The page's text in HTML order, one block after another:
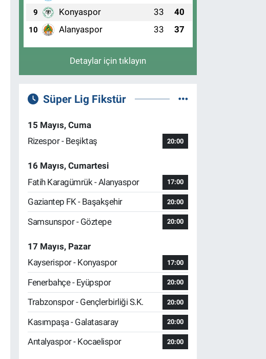
9 Konyaspor 33 40
10 Alanyaspor 33 37
Detaylar için tıklayın
Süper Lig Fikstür
15 Mayıs, Cuma
Rizespor - Beşiktaş
20:00
16 Mayıs, Cumartesi
Fatih Karagümrük - Alanyaspor
17:00
Gaziantep FK - Başakşehir 20:00
Samsunspor - Göztepe 20:00
17 Mayıs, Pazar
Kayserispor - Konyaspor
17:00
Fenerbahçe - Eyüpspor 20:00
Trabzonspor - Gençlerbirliği S.K. 20:00
Kasımpaşa - Galatasaray 20:00
Antalyaspor - Kocaelispor 20:00